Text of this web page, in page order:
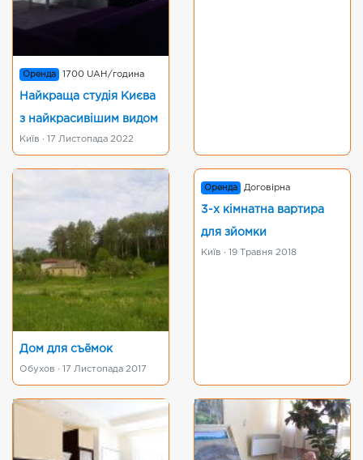
Оренда 1700 UAH/година
Найкраща студія Києва
з найкрасивішим видом
Київ · 17 Листопада 2022
Дом для съёмок
Обухов · 17 Листопада 2017
Оренда Договірна
3-х кімнатна вартира
для зйомки
Київ · 19 Травня 2018